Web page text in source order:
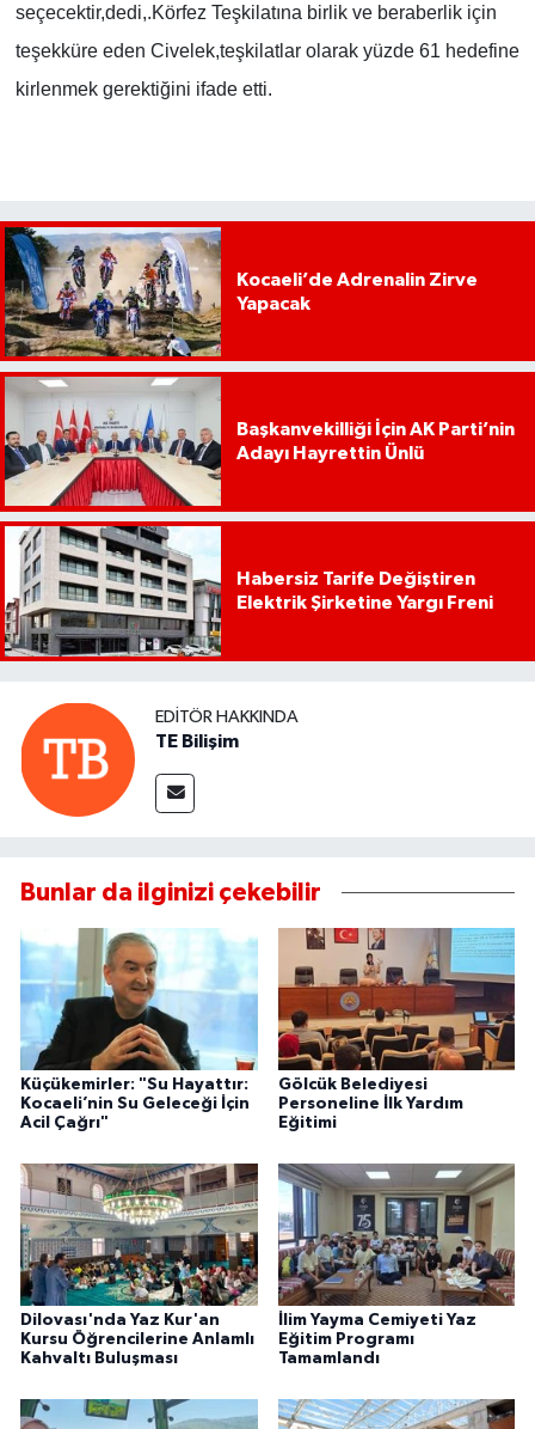
seçecektir,dedi,.Körfez Teşkilatına birlik ve beraberlik için
teşekküre eden Civelek,teşkilatlar olarak yüzde 61 hedefine
kirlenmek gerektiğini ifade etti.
Kocaeli’de Adrenalin Zirve
Yapacak
Başkanvekilliği İçin AK Parti’nin
Adayı Hayrettin Ünlü
Habersiz Tarife Değiştiren
Elektrik Şirketine Yargı Freni
EDITÖR HAKKINDA
TE Bilişim
Bunlar da ilginizi çekebilir
Küçükemirler: "Su Hayattır:
Kocaeli’nin Su Geleceği İçin
Acil Çağrı"
Gölcük Belediyesi
Personeline İlk Yardım
Eğitimi
Dilovası'nda Yaz Kur'an
Kursu Öğrencilerine Anlamlı
Kahvaltı Buluşması
İlim Yayma Cemiyeti Yaz
Eğitim Programı
Tamamlandı